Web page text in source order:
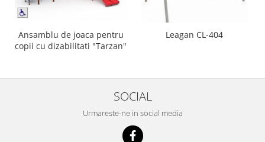
Ansamblu de joaca pentru
copii cu dizabilitati "Tarzan"
Leagan CL-404
SOCIAL
Urmareste-ne in social media